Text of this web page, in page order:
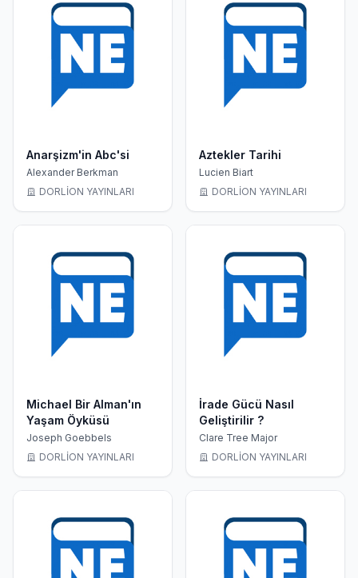
Anarşizm'in Abc'si
Alexander Berkman
DORLİON YAYINLARI
Aztekler Tarihi
Lucien Biart
DORLİON YAYINLARI
Michael Bir Alman'ın
Yaşam Öyküsü
Joseph Goebbels
DORLİON YAYINLARI
İrade Gücü Nasıl
Geliştirilir ?
Clare Tree Major
DORLİON YAYINLARI